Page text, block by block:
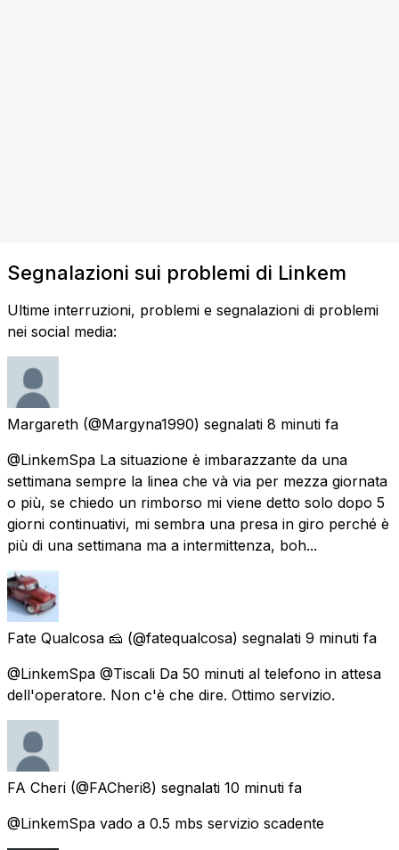
Segnalazioni sui problemi di Linkem
Ultime interruzioni, problemi e segnalazioni di problemi
nei social media:
Margareth (@Margyna1990) segnalati 8 minuti fa
@LinkemSpa La situazione è imbarazzante da una
settimana sempre la linea che và via per mezza giornata
o più, se chiedo un rimborso mi viene detto solo dopo 5
giorni continuativi, mi sembra una presa in giro perché è
più di una settimana ma a intermittenza, boh...
Fate Qualcosa 🧀 (@fatequalcosa) segnalati 9 minuti fa
@LinkemSpa @Tiscali Da 50 minuti al telefono in attesa
dell'operatore. Non c'è che dire. Ottimo servizio.
FA Cheri (@FACheri8) segnalati 10 minuti fa
@LinkemSpa vado a 0.5 mbs servizio scadente